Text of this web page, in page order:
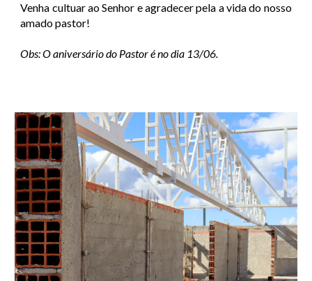
Venha cultuar ao Senhor e agradecer pela a vida do nosso
amado pastor!
Obs: O aniversário do Pastor é no dia 13/06.